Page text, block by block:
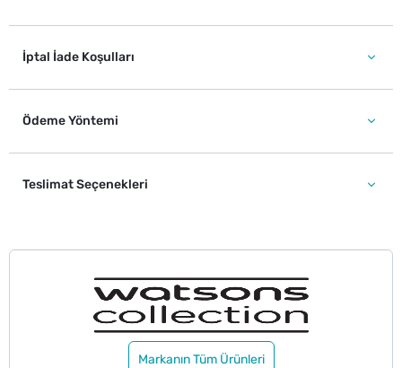
İptal İade Koşulları
Ödeme Yöntemi
Teslimat Seçenekleri
Markanın Tüm Ürünleri